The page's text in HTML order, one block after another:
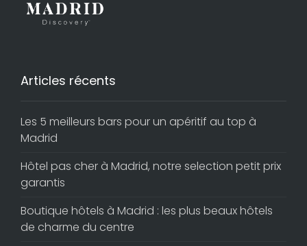
Articles récents
Les 5 meilleurs bars pour un apéritif au top à
Madrid
Hôtel pas cher à Madrid, notre selection petit prix
garantis
Boutique hôtels à Madrid : les plus beaux hôtels
de charme du centre